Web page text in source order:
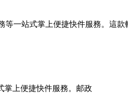
等一站式掌上便捷快件服務。這
掌上便捷快件服務。邮政